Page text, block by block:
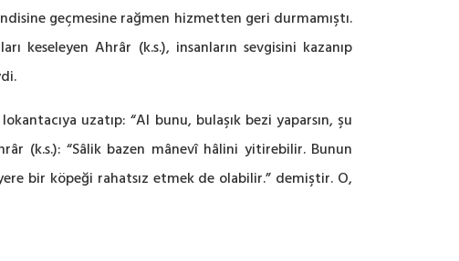
geçmesine rağmen hizmetten geri durmamıştı.
keseleyen Ahrâr (k.s.), insanların sevgisini kazanıp
uzatıp: “Al bunu, bulaşık bezi yaparsın, şu
(k.s.): “Sâlik bazen mânevî hâlini yitirebilir. Bunun
bir köpeği rahatsız etmek de olabilir.” demiştir. O,